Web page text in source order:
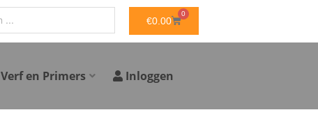
€0.00
0
WINKELWAGEN
Verf en Primers Inloggen